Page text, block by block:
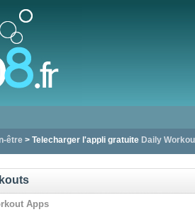
être> Telecharger l'appli gratuite Daily
Apps